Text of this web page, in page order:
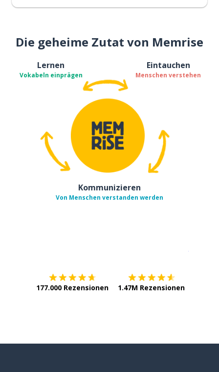
Die geheime Zutat von Memrise
Lernen
Vokabeln einprägen
Eintauchen
Menschen verstehen
Kommunizieren
Von Menschen verstanden werden
177.000 Rezensionen 1.47M Rezensionen